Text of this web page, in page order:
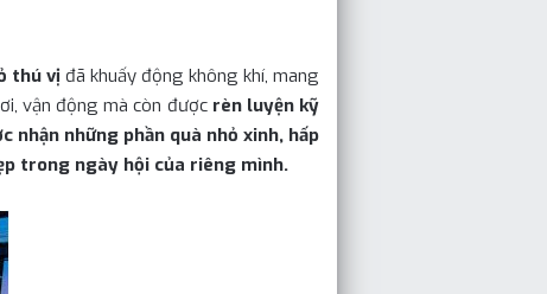
thú vịđã khuấy động không khí, mang
vận động mà còn được rèn luyện kỹ
nhận những phần quà nhỏ xinh, hấp
trong ngày hội của riêng mình.